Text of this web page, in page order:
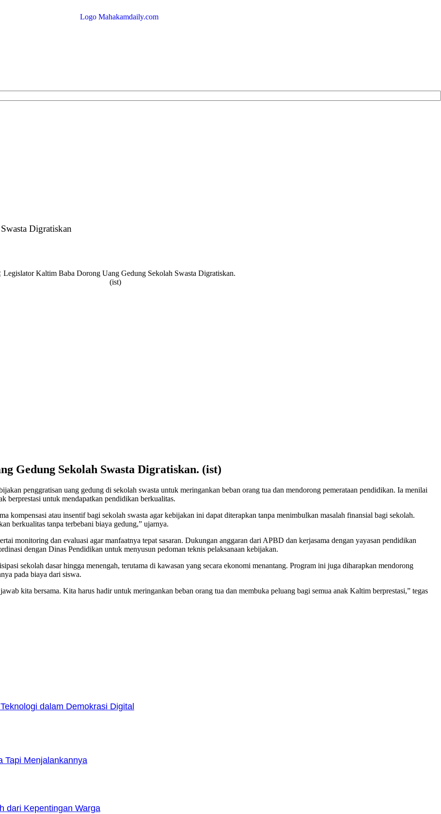
Digratiskan
Gedung Sekolah Swasta Digratiskan. (ist)
penggratisan uang gedung di sekolah swasta untuk meringankan beban orang tua dan mendorong pemerataan pendidikan. Ia menilai
berprestasi untuk mendapatkan pendidikan berkualitas.
kompensasi atau insentif bagi sekolah swasta agar kebijakan ini dapat diterapkan tanpa menimbulkan masalah finansial bagi sekolah.
berkualitas tanpa terbebani biaya gedung,” ujarnya.
monitoring dan evaluasi agar manfaatnya tepat sasaran. Dukungan anggaran dari APBD dan kerjasama dengan yayasan pendidikan
dengan Dinas Pendidikan untuk menyusun pedoman teknis pelaksanaan kebijakan.
sekolah dasar hingga menengah, terutama di kawasan yang secara ekonomi menantang. Program ini juga diharapkan mendorong
pada biaya dari siswa.
kita bersama. Kita harus hadir untuk meringankan beban orang tua dan membuka peluang bagi semua anak Kaltim berprestasi,” tegas
dalam Demokrasi Digital
Tapi Menjalankannya
dari Kepentingan Warga